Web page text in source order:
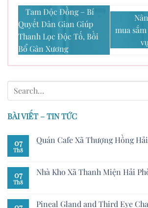
Tam Độc Đồng – Bí
Quyết Dân Gian Giúp
Thanh Lọc Độc Tố, Bồi
Bổ Gân Xương
mua
BÀI VIẾT – TIN TỨC
07
Th8
Quán Cafe Xã Thượng Hồng
07
Th8
Nhà Kho Xã Thanh Miện Hải
Pineal Gland and Third Eye